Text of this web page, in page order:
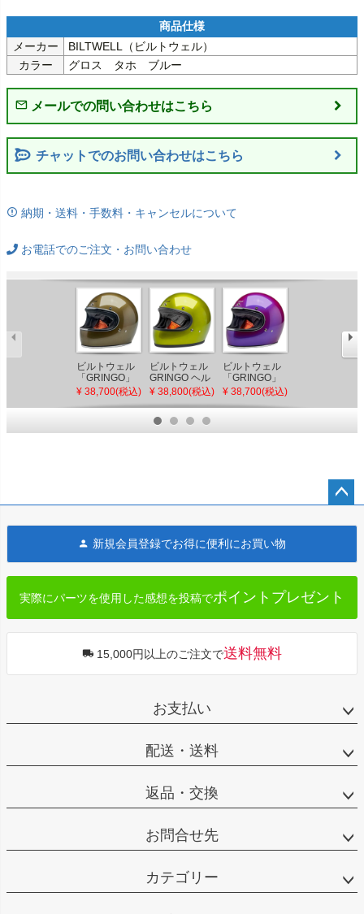
メーカー
BILTWELL（ビルトウェル）
カラー
チャットでのお問い合わせはこちら
納期・送料・手数料・キャンセルについて
お電話でのご注文・お問い合わせ
ビルトウェル
「GRINGO」
ECE規格
R22.06 ヘルメ
ット アグリー
リック
¥ 38,700(税込)
ビルトウェル
GRINGO ヘル
メット (メタリ
ック・ライム)
¥ 38,800(税込)
ビルトウェル
「GRINGO」
ECE規格
R22.06 ヘルメ
ット メタリッ
¥ 38,700(税込)
ナ)
へ
新規会員登録でお得に便利にお買い物
実際にパーツを使用した感想を投稿でポイントプレゼント
15,000円以上のご注文で送料無料
お支払い
配送・送料
返品・交換
お問合せ先
カテゴリー